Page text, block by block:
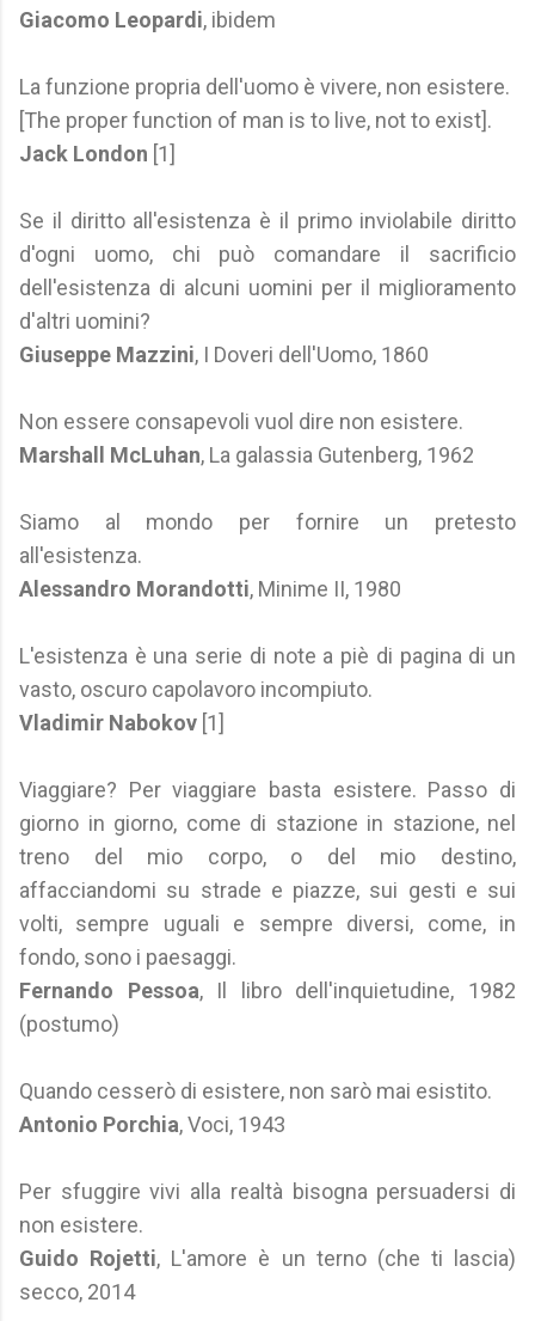
Giacomo Leopardi, ibidem
La funzione propria dell'uomo è vivere, non esistere.
[The proper function of man is to live, not to exist].
Jack London [1]
Se il diritto all'esistenza è il primo inviolabile diritto
d'ogni uomo, chi può comandare il sacrificio
dell'esistenza di alcuni uomini per il miglioramento
d'altri uomini?
Giuseppe Mazzini, I Doveri dell'Uomo, 1860
Non essere consapevoli vuol dire non esistere.
Marshall McLuhan, La galassia Gutenberg, 1962
Siamo al mondo per fornire un pretesto
all'esistenza.
Alessandro Morandotti, Minime II, 1980
L'esistenza è una serie di note a piè di pagina di un
vasto, oscuro capolavoro incompiuto.
Vladimir Nabokov [1]
Viaggiare? Per viaggiare basta esistere. Passo di
giorno in giorno, come di stazione in stazione, nel
treno del mio corpo, o del mio destino,
affacciandomi su strade e piazze, sui gesti e sui
volti, sempre uguali e sempre diversi, come, in
fondo, sono i paesaggi.
Fernando Pessoa, Il libro dell'inquietudine, 1982
(postumo)
Quando cesserò di esistere, non sarò mai esistito.
Antonio Porchia, Voci, 1943
Per sfuggire vivi alla realtà bisogna persuadersi di
non esistere.
Guido Rojetti, L'amore è un terno (che ti lascia)
secco, 2014